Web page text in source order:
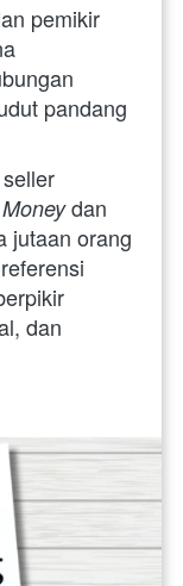
pemikir
pandang
jutaan orang
dan